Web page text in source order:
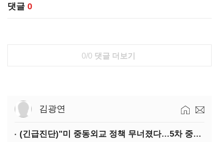
댓글 0
0/0 댓글 더보기
김광연
(긴급진단)"미 중동외교 정책 무너졌다…5차 중동전 가능성은 낮아"